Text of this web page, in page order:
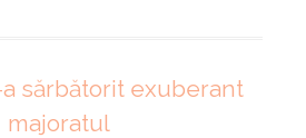
a sărbătorit exuberant
majoratul